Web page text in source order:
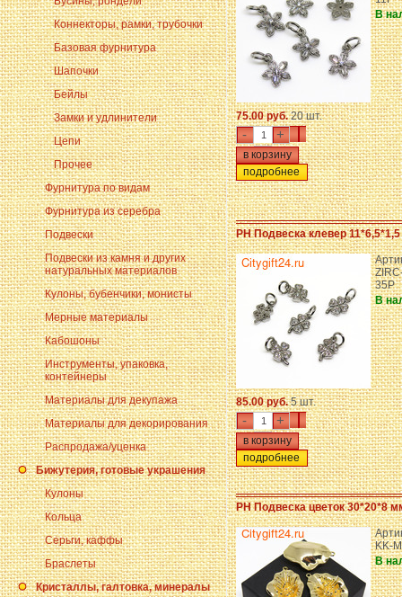
Коннекторы, рамки, трубочки
Базовая фурнитура
Шапочки
Бейлы
Замки и удлинители
Цепи
Прочее
Фурнитура по видам
Фурнитура из серебра
Подвески
Подвески из камня и других
натуральных материалов
Кулоны, бубенчики, монисты
Мерные материалы
Кабошоны
Инструменты, упаковка,
контейнеры
Материалы для декупажа
Материалы для декорирования
Распродажа/уценка
Бижутерия, готовые украшения
Кулоны
Кольца
Серьги, каффы
Браслеты
Кристаллы, галтовка, минералы
В
75.00 руб.20 шт.
- +
подробнее
PH Подвеска клевер
35P
В
85.00 руб.5 шт.
- +
подробнее
PH Подвеска цветок 30*20*8
KK-
В